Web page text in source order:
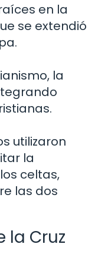
en la
se extendió
la
utilizaron
la
celtas,
las dos
la Cruz